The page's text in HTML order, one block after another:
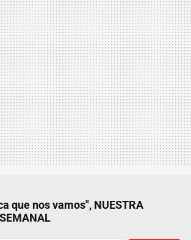
que nos vamos", NUESTRA